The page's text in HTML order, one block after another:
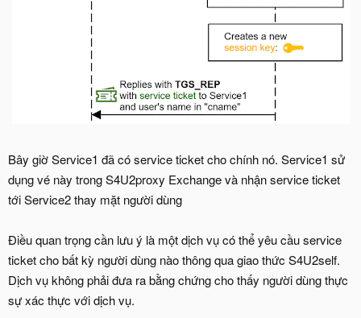
Bây giờ Service1 đã có service ticket cho chính nó. Service1 sử
dụng vé này trong S4U2proxy Exchange và nhận service ticket
tới Service2 thay mặt người dùng
Điều quan trọng cần lưu ý là một dịch vụ có thể yêu cầu service
ticket cho bất kỳ người dùng nào thông qua giao thức S4U2self.
Dịch vụ không phải đưa ra bằng chứng cho thấy người dùng thực
sự xác thực với dịch vụ.